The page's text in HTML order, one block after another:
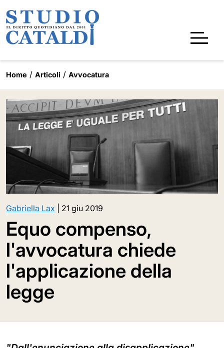
Home Articoli Avvocatura
Gabriella Lax 21 giu 2019
Equo compenso,
l'avvocatura chiede
l'applicazione della
legge